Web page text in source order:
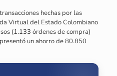
hechas por las
Virtual del Estado Colombiano
(1.133 órdenes de compra)
un ahorro de 80.850